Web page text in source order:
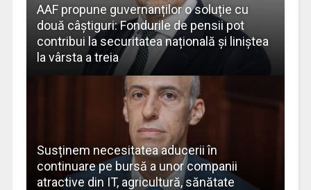
AAF propune guvernanților o soluție cu
două câștiguri: Fondurile de pensii pot
contribui la securitatea națională și liniștea
la vârsta a treia
Susținem necesitatea aducerii în
continuare pe bursă a unor companii
atractive din IT, agricultură, sănătate